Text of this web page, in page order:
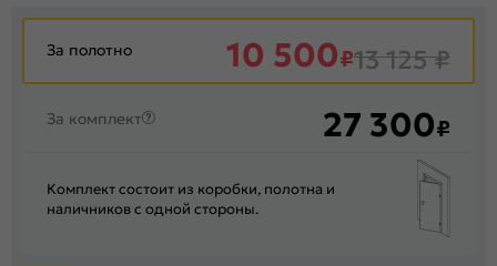
За полотно 10 500₽13 125₽
За комплект 27 300₽
Комплект состоит из коробки, полотна и
наличников с одной стороны.